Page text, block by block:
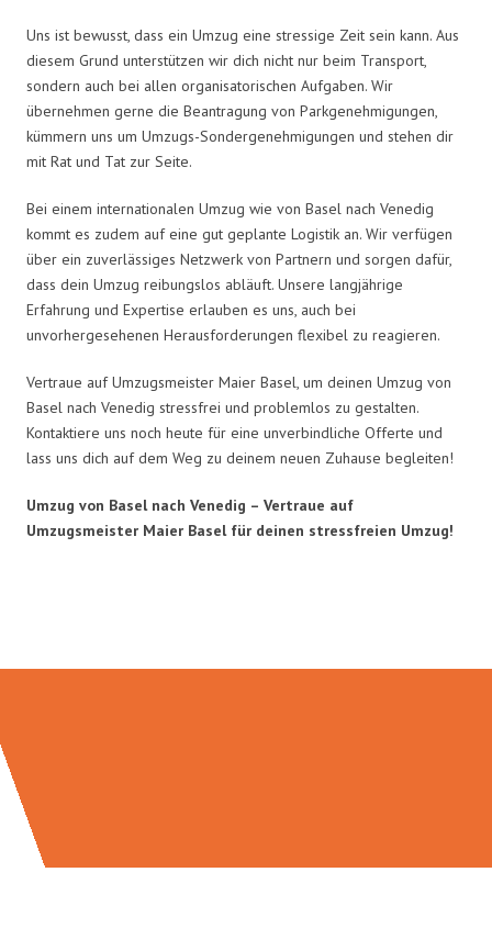
Uns ist bewusst, dass ein Umzug eine stressige Zeit sein kann. Aus
diesem Grund unterstützen wir dich nicht nur beim Transport,
sondern auch bei allen organisatorischen Aufgaben. Wir
übernehmen gerne die Beantragung von Parkgenehmigungen,
kümmern uns um Umzugs-Sondergenehmigungen und stehen dir
mit Rat und Tat zur Seite.
Bei einem internationalen Umzug wie von Basel nach Venedig
kommt es zudem auf eine gut geplante Logistik an. Wir verfügen
über ein zuverlässiges Netzwerk von Partnern und sorgen dafür,
dass dein Umzug reibungslos abläuft. Unsere langjährige
Erfahrung und Expertise erlauben es uns, auch bei
unvorhergesehenen Herausforderungen flexibel zu reagieren.
Vertraue auf Umzugsmeister Maier Basel, um deinen Umzug von
Basel nach Venedig stressfrei und problemlos zu gestalten.
Kontaktiere uns noch heute für eine unverbindliche Offerte und
lass uns dich auf dem Weg zu deinem neuen Zuhause begleiten!
Umzug von Basel nach Venedig – Vertraue auf
Umzugsmeister Maier Basel für deinen stressfreien Umzug!